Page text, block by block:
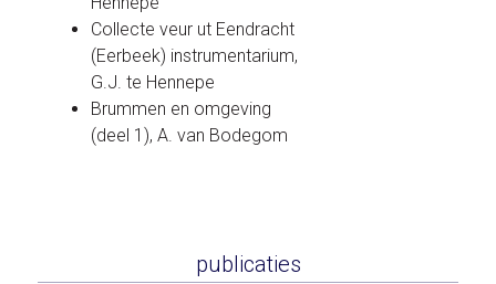
Collecte veur ut Eendracht
(Eerbeek) instrumentarium,
G.J. te Hennepe
Brummen en omgeving
(deel 1), A. van Bodegom
publicaties